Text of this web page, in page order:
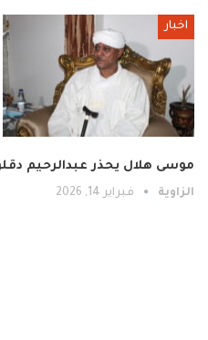
اخبار
موسى هلال يحذر عبدالرحيم
الزاوية فبراير 14, 2026